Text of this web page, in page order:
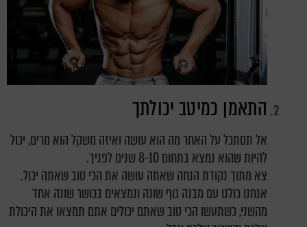
התאמן כמיטב יכולתך
אל תסתכל על האחר מה הוא עושה ואיזה משקל הוא מרים, יכול
להיות שהוא נמצא בתחום 8-10 שנים לפניך.
צא מתוך נקודת הנחה שאתה עושה את הכי טוב שאתה יכול.
אנחנו כולנו עם מבנה גוף שונה ונמצאים בכושר שונה אחד
מהשני, כשתעשו הכי טוב שאתם יכולים אתם תמצאו את היכולת